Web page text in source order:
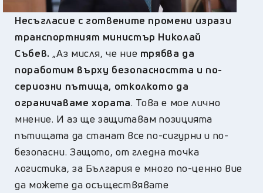
Несъгласие с готвените промени изрази
транспортният министър Николай
Събев. „Аз мисля, че ние трябва да
поработим върху безопасността и по-
сериозни пътища, отколкото да
ограничаваме хората. Това е мое лично
мнение. И аз ще защитавам позицията
пътищата да станат все по-сигурни и по-
безопасни. Защото, от гледна точка
логистика, за България е много по-ценно вие
да можете да осъществявате